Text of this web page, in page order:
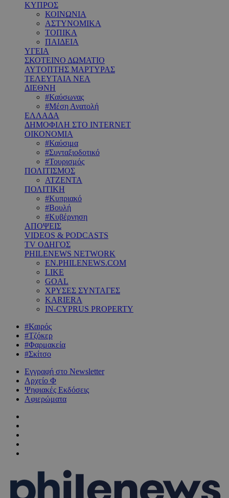
ΚΥΠΡΟΣ
ΚΟΙΝΩΝΙΑ
ΑΣΤΥΝΟΜΙΚΑ
ΤΟΠΙΚΑ
ΠΑΙΔΕΙΑ
ΥΓΕΙΑ
ΣΚΟΤΕΙΝΟ ΔΩΜΑΤΙΟ
ΑΥΤΟΠΤΗΣ ΜΑΡΤΥΡΑΣ
ΤΕΛΕΥΤΑΙΑ ΝΕΑ
ΔΙΕΘΝΗ
#Καύσωνας
#Μέση Ανατολή
ΕΛΛΑΔΑ
ΔΗΜΟΦΙΛΗ ΣΤΟ INTERNET
ΟΙΚΟΝΟΜΙΑ
#Καύσιμα
#Συνταξιοδοτικό
#Τουρισμός
ΠΟΛΙΤΙΣΜΟΣ
ΑΤΖΕΝΤΑ
ΠΟΛΙΤΙΚΗ
#Κυπριακό
#Βουλή
#Κυβέρνηση
ΑΠΟΨΕΙΣ
VIDEOS & PODCASTS
TV ΟΔΗΓΟΣ
PHILENEWS NETWORK
EN.PHILENEWS.COM
LIKE
GOAL
ΧΡΥΣΕΣ ΣΥΝΤΑΓΕΣ
KARIERA
IN-CYPRUS PROPERTY
#Καιρός
#Τζόκερ
#Φαρμακεία
#Σκίτσο
Εγγραφή στο Newsletter
Αρχείο Φ
Ψηφιακές Εκδόσεις
Αφιερώματα